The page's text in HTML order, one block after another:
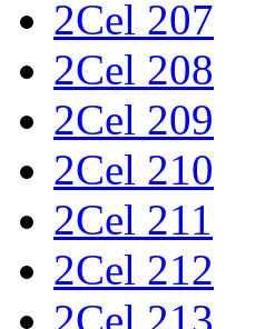
2Cel 207
2Cel 208
2Cel 209
2Cel 210
2Cel 211
2Cel 212
2Cel 213